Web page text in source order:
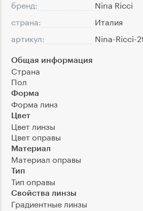
бренд:
Nina Ricci
страна:
Италия
артикул:
Nina-Ricci-
Общая информация
Страна
Пол
Форма
Форма линз
Цвет
Цвет линзы
Цвет оправы
Материал
Материал оправы
Тип
Тип оправы
Свойства линзы
Градиентные линзы